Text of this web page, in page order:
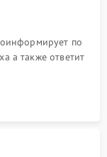
по
а также ответит